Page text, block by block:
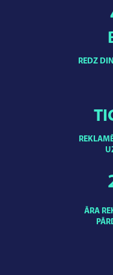
REDZ
ĀRA